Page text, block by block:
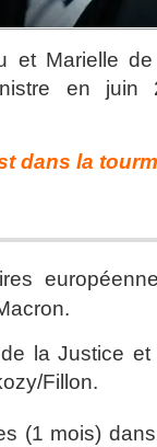
et Marielle
en juin
dans la
la Justice
Fillon.
(1 mois)